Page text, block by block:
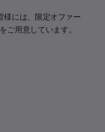
様には、限定オファー
ご用意しています。